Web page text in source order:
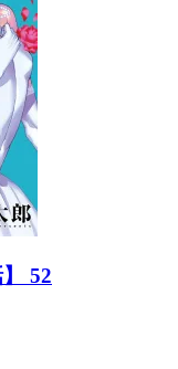
52